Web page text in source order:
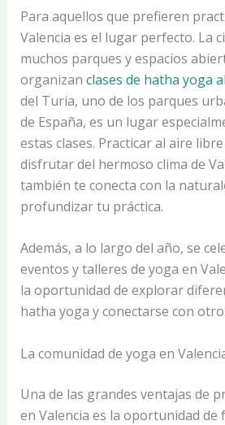
Para aquellos que prefieren
Valencia es el lugar perfecto. La
muchos parques y espacios
organizan clases de hatha yoga
del Turia, uno de los parques
de España, es un lugar
estas clases. Practicar al aire
disfrutar del hermoso clima de
también te conecta con la
profundizar tu práctica.
Además, a lo largo del año, se
eventos y talleres de yoga en
la oportunidad de explorar
hatha yoga y conectarse con
La comunidad de yoga en
Una de las grandes ventajas de
en Valencia es la oportunidad